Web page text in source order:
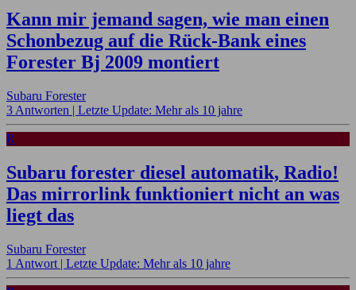
Kann mir jemand sagen, wie man einen
Schonbezug auf die Rück-Bank eines
Forester Bj 2009 montiert
Subaru Forester
3 Antworten | Letzte Update: Mehr als 10 jahre
R
Subaru forester diesel automatik, Radio!
Das mirrorlink funktioniert nicht an was
liegt das
Subaru Forester
1 Antwort | Letzte Update: Mehr als 10 jahre